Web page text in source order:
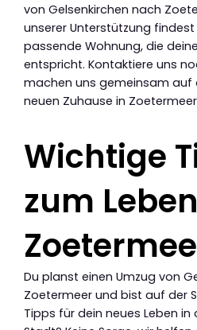
von Gelsenkirchen nach
unserer Unterstützung
passende Wohnung, die
entspricht. Kontaktiere uns
machen uns gemeinsam auf
neuen Zuhause in
Wichtige
zum
Du planst einen Umzug von
Zoetermeer und bist auf der
Tipps für dein neues Leben